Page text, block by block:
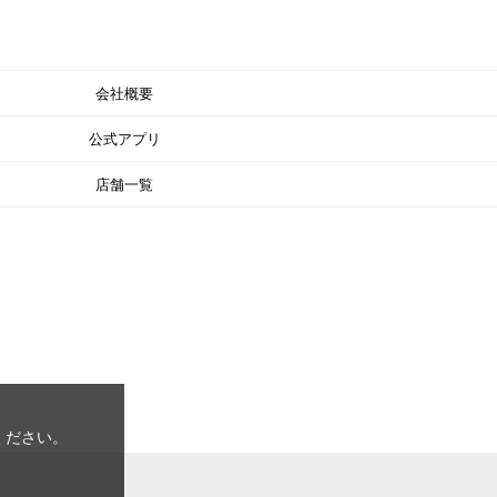
会社概要
公式アプリ
店舗一覧
さい。